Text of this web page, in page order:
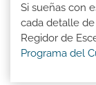
Si sueñas con
cada detalle
Regidor de
Programa del